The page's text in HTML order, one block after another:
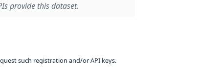
provide this dataset.
such registration and/or API keys.